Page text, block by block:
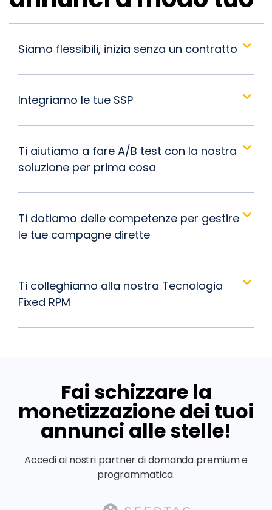
Siamo flessibili, inizia senza un contratto
Integriamo le tue SSP
Ti aiutiamo a fare A/B test con la nostra
soluzione per prima cosa
Ti dotiamo delle competenze per gestire
le tue campagne dirette
Ti colleghiamo alla nostra Tecnologia
Fixed RPM
Fai schizzare la
monetizzazione dei tuoi
annunci alle stelle!
Accedi ai nostri partner di domanda premium e
programmatica.